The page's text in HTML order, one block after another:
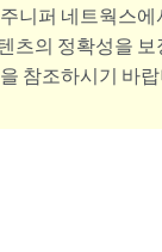
니퍼 네트웍스
츠의 정확성을 보
참조하시기 바